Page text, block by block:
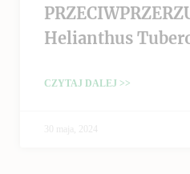
Helianthus
CZYTAJ DALEJ >>
30 maja, 2024